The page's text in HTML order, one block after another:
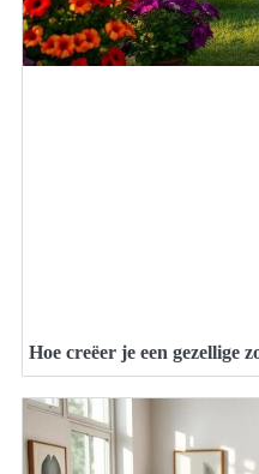
Hoe creëer je een gezellige